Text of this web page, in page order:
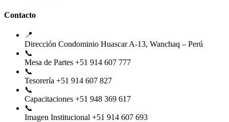
Contacto
📍
Dirección Condominio Huascar A-13, Wanchaq – Perú
📞
Mesa de Partes +51 914 607 777
📞
Tesorería +51 914 607 827
📞
Capacitaciones +51 948 369 617
📞
Imagen Institucional +51 914 607 693